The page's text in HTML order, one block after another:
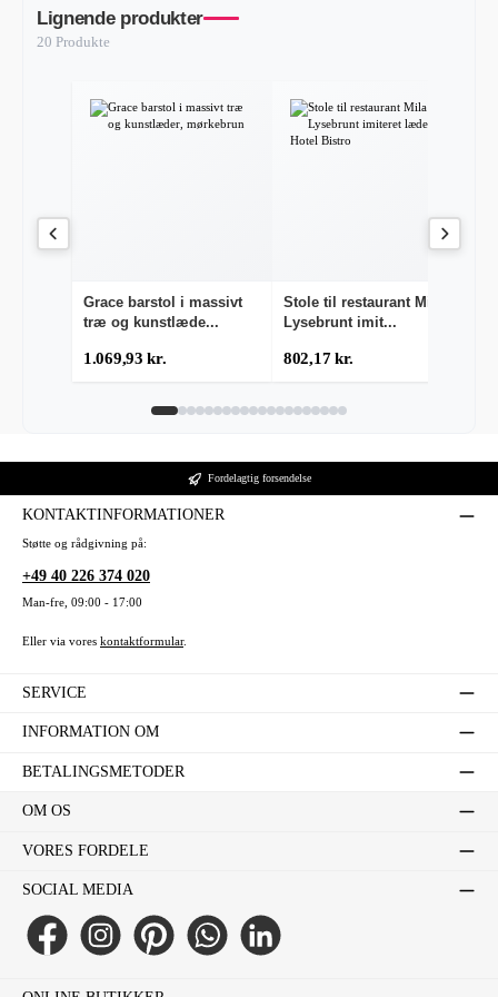
Lignende produkter
20 Produkte
Grace barstol i massivt
træ og kunstlæde...
1.069,93 kr.
Stole til restaurant Mila
Lysebrunt imit...
802,17 kr.
Fordelagtig forsendelse
KONTAKTINFORMATIONER
Støtte og rådgivning på:
+49 40 226 374 020
Man-fre, 09:00 - 17:00
Eller via vores kontaktformular.
SERVICE
INFORMATION OM
BETALINGSMETODER
OM OS
VORES FORDELE
SOCIAL MEDIA
Facebook Instagram Pinterest WhatsApp LinkedIn